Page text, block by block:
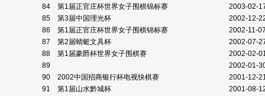
84
第1届正官庄杯世界女子围棋锦标赛
2003-02-
85
第3届中国理光杯
2002-12-
86
第1届正官庄杯世界女子围棋锦标赛
2002-11-
87
第2届蜻蜓文具杯
2002-07-
88
第1届豪爵杯世界女子围棋赛
2002-02-
89
2002-01-
90
2002中国招商银行杯电视快棋赛
2001-12-
91
第1届山水黔城杯
2001-08-